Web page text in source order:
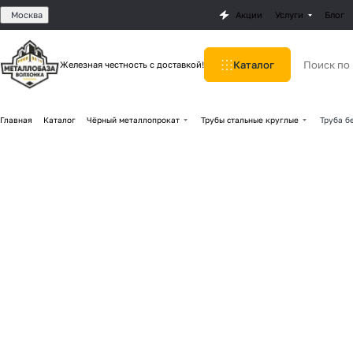
Москва Акции Услуги Блог
Железная честность с доставкой! Каталог
Главная Каталог Чёрный металлопрокат Трубы стальные круглые Труба